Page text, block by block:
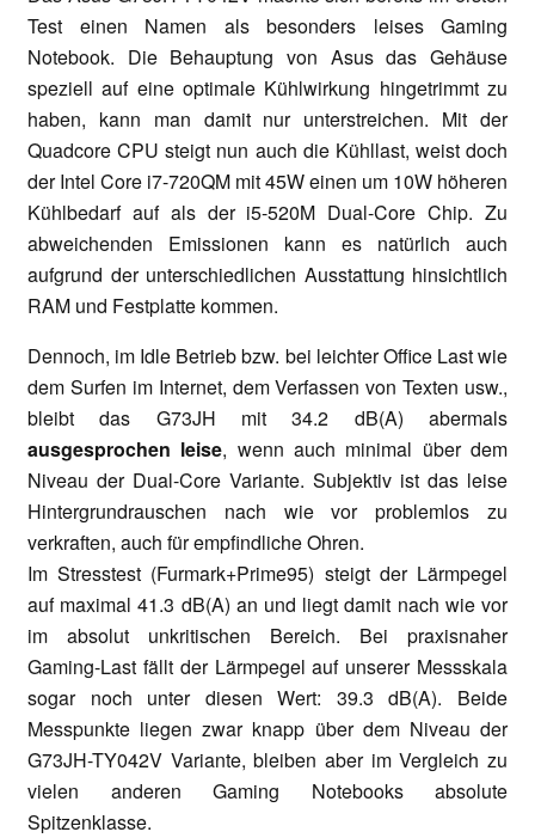
Test einen Namen als besonders leises Gaming
Notebook. Die Behauptung von Asus das Gehäuse
speziell auf eine optimale Kühlwirkung hingetrimmt zu
haben, kann man damit nur unterstreichen. Mit der
Quadcore CPU steigt nun auch die Kühllast, weist doch
der Intel Core i7-720QM mit 45W einen um 10W höheren
Kühlbedarf auf als der i5-520M Dual-Core Chip. Zu
abweichenden Emissionen kann es natürlich auch
aufgrund der unterschiedlichen Ausstattung hinsichtlich
RAM und Festplatte kommen.
Dennoch, im Idle Betrieb bzw. bei leichter Office Last wie
dem Surfen im Internet, dem Verfassen von Texten usw.,
bleibt das G73JH mit 34.2 dB(A) abermals
ausgesprochen leise, wenn auch minimal über dem
Niveau der Dual-Core Variante. Subjektiv ist das leise
Hintergrundrauschen nach wie vor problemlos zu
verkraften, auch für empfindliche Ohren.
Im Stresstest (Furmark+Prime95) steigt der Lärmpegel
auf maximal 41.3 dB(A) an und liegt damit nach wie vor
im absolut unkritischen Bereich. Bei praxisnaher
Gaming-Last fällt der Lärmpegel auf unserer Messskala
sogar noch unter diesen Wert: 39.3 dB(A). Beide
Messpunkte liegen zwar knapp über dem Niveau der
G73JH-TY042V Variante, bleiben aber im Vergleich zu
vielen anderen Gaming Notebooks absolute
Spitzenklasse.